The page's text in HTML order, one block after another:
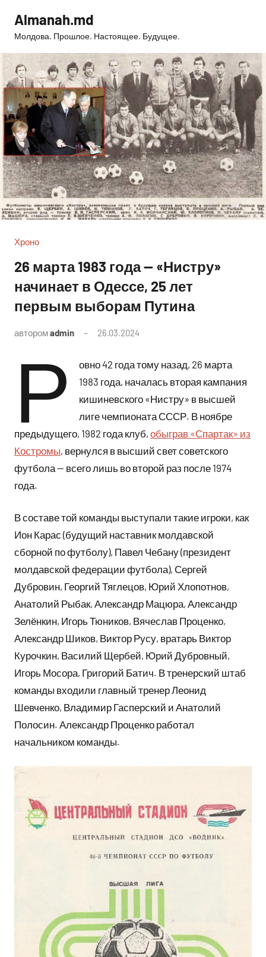
содержимому
Almanah.md
Молдова. Прошлое. Настоящее. Будущее.
Хроно
26 марта 1983 года — «Нистру»
начинает в Одессе, 25 лет
первым выборам Путина
авторомadmin 26.03.2024
Р
овно 42 года тому назад, 26 марта
1983 года, началась вторая кампания
кишиневского «Нистру» в высшей
лиге чемпионата СССР. В ноябре
предыдущего, 1982 года клуб, обыграв «Спартак» из
Костромы, вернулся в высший свет советского
футбола — всего лишь во второй раз после 1974
года.
В составе той команды выступали такие игроки, как
Ион Карас (будущий наставник молдавской
сборной по футболу), Павел Чебану (президент
молдавской федерации футбола), Сергей
Дубровин, Георгий Тяглецов, Юрий Хлопотнов,
Анатолий Рыбак, Александр Мацюра, Александр
Зелёнкин, Игорь Тюников, Вячеслав Проценко,
Александр Шиков, Виктор Русу, вратарь Виктор
Курочкин, Василий Щербей, Юрий Дубровный,
Игорь Мосора, Григорий Батич. В тренерский штаб
команды входили главный тренер Леонид
Шевченко, Владимир Гасперский и Анатолий
Полосин. Александр Проценко работал
начальником команды.